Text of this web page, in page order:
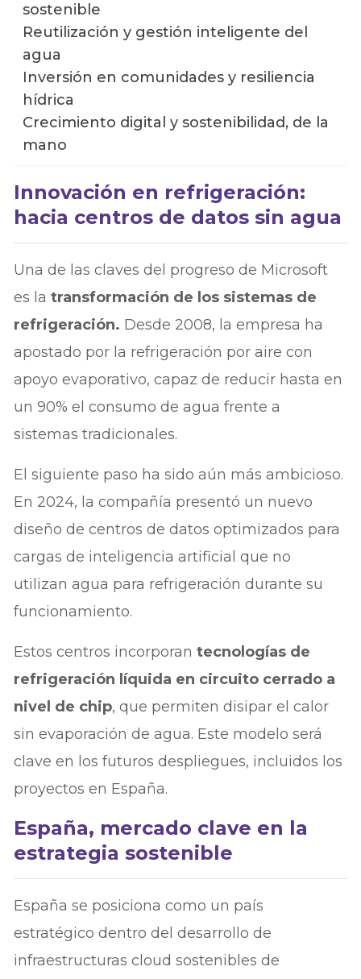
sostenible
Reutilización y gestión inteligente del
agua
Inversión en comunidades y resiliencia
hídrica
Crecimiento digital y sostenibilidad, de la
mano
Innovación en refrigeración:
hacia centros de datos sin agua
Una de las claves del progreso de Microsoft
es latransformación de los sistemas de
refrigeración. Desde 2008, la empresa ha
apostado por la refrigeración por aire con
apoyo evaporativo, capaz de reducir hasta en
un 90% el consumo de agua frente a
sistemas tradicionales.
El siguiente paso ha sido aún más ambicioso.
En 2024, la compañía presentó un nuevo
diseño de centros de datos optimizados para
cargas de inteligencia artificial que no
utilizan agua para refrigeración durante su
funcionamiento.
Estos centros incorporan tecnologías de
refrigeración líquida en circuito cerrado a
nivel de chip, que permiten disipar el calor
sin evaporación de agua. Este modelo será
clave en los futuros despliegues, incluidos los
proyectos en España.
España, mercado clave en la
estrategia sostenible
España se posiciona como un país
estratégico dentro del desarrollo de
infraestructuras cloud sostenibles de